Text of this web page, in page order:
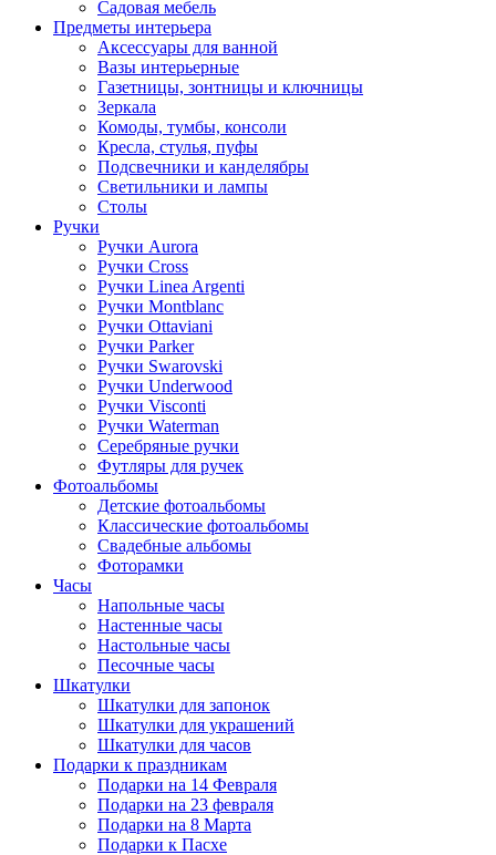
Садовая мебель
Предметы интерьера
Аксессуары для ванной
Вазы интерьерные
Газетницы, зонтницы и ключницы
Зеркала
Комоды, тумбы, консоли
Кресла, стулья, пуфы
Подсвечники и канделябры
Светильники и лампы
Столы
Ручки
Ручки Aurora
Ручки Cross
Ручки Linea Argenti
Ручки Montblanc
Ручки Ottaviani
Ручки Parker
Ручки Swarovski
Ручки Underwood
Ручки Visconti
Ручки Waterman
Серебряные ручки
Футляры для ручек
Фотоальбомы
Детские фотоальбомы
Классические фотоальбомы
Свадебные альбомы
Фоторамки
Часы
Напольные часы
Настенные часы
Настольные часы
Песочные часы
Шкатулки
Шкатулки для запонок
Шкатулки для украшений
Шкатулки для часов
Подарки к праздникам
Подарки на 14 Февраля
Подарки на 23 февраля
Подарки на 8 Марта
Подарки к Пасхе